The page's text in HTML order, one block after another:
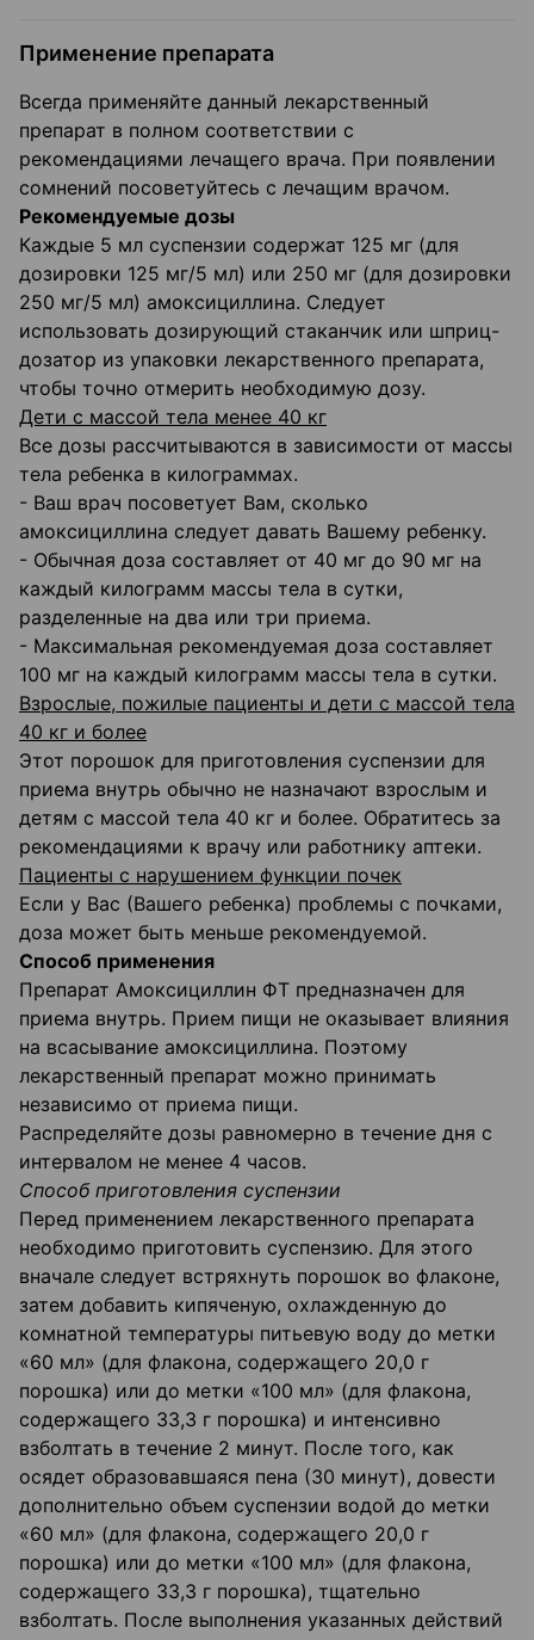
Применение препарата
Всегда применяйте данный лекарственный
препарат в полном соответствии с
рекомендациями лечащего врача. При появлении
сомнений посоветуйтесь с лечащим врачом.
Рекомендуемые дозы
Каждые 5 мл суспензии содержат 125 мг (для
дозировки 125 мг/5 мл) или 250 мг (для дозировки
250 мг/5 мл) амоксициллина. Следует
использовать дозирующий стаканчик или шприц-
дозатор из упаковки лекарственного препарата,
чтобы точно отмерить необходимую дозу.
Дети с массой тела менее 40 кг
Все дозы рассчитываются в зависимости от массы
тела ребенка в килограммах.
- Ваш врач посоветует Вам, сколько
амоксициллина следует давать Вашему ребенку.
- Обычная доза составляет от 40 мг до 90 мг на
каждый килограмм массы тела в сутки,
разделенные на два или три приема.
- Максимальная рекомендуемая доза составляет
100 мг на каждый килограмм массы тела в сутки.
Взрослые, пожилые пациенты и дети с массой тела
40 кг и более
Этот порошок для приготовления суспензии для
приема внутрь обычно не назначают взрослым и
детям с массой тела 40 кг и более. Обратитесь за
рекомендациями к врачу или работнику аптеки.
Пациенты с нарушением функции почек
Если у Вас (Вашего ребенка) проблемы с почками,
доза может быть меньше рекомендуемой.
Способ применения
Препарат Амоксициллин ФТ предназначен для
приема внутрь. Прием пищи не оказывает влияния
на всасывание амоксициллина. Поэтому
лекарственный препарат можно принимать
независимо от приема пищи.
Распределяйте дозы равномерно в течение дня с
интервалом не менее 4 часов.
Способ приготовления суспензии
Перед применением лекарственного препарата
необходимо приготовить суспензию. Для этого
вначале следует встряхнуть порошок во флаконе,
затем добавить кипяченую, охлажденную до
комнатной температуры питьевую воду до метки
«60 мл» (для флакона, содержащего 20,0 г
порошка) или до метки «100 мл» (для флакона,
содержащего 33,3 г порошка) и интенсивно
взболтать в течение 2 минут. После того, как
осядет образовавшаяся пена (30 минут), довести
дополнительно объем суспензии водой до метки
«60 мл» (для флакона, содержащего 20,0 г
порошка) или до метки «100 мл» (для флакона,
содержащего 33,3 г порошка), тщательно
взболтать. После выполнения указанных действий